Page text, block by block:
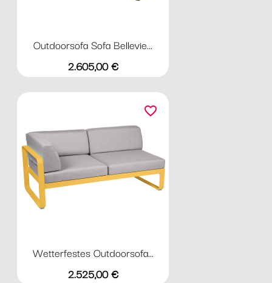
Outdoorsofa Sofa Bellevie...
Preis
2.605,00 €
Wetterfestes Outdoorsofa...
Preis
2.525,00 €
favorite_border